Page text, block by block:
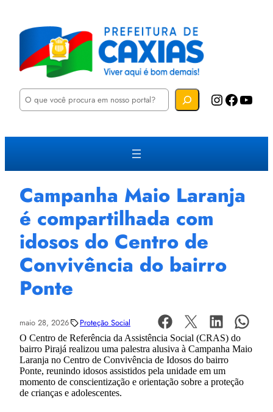
P
u
a
Instagram Facebook YouTube
Campanha Maio Laranja
é compartilhada com
idosos do Centro de
Convivência do bairro
Ponte
maio 28, 2026 Proteção Social
O Centro de Referência da Assistência Social (CRAS) do
bairro Pirajá realizou uma palestra alusiva à Campanha Maio
Laranja no Centro de Convivência de Idosos do bairro
Ponte, reunindo idosos assistidos pela unidade em um
momento de conscientização e orientação sobre a proteção
de crianças e adolescentes.